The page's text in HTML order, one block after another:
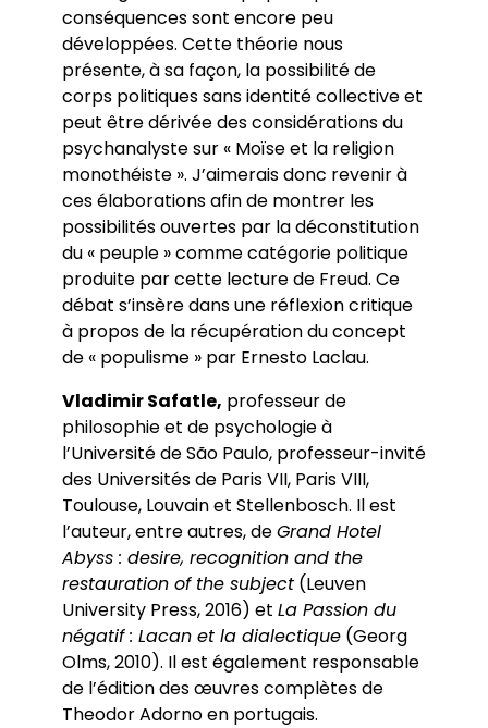
conséquences sont encore peu
développées. Cette théorie nous
présente, à sa façon, la possibilité de
corps politiques sans identité collective et
peut être dérivée des considérations du
psychanalyste sur « Moïse et la religion
monothéiste ». J’aimerais donc revenir à
ces élaborations afin de montrer les
possibilités ouvertes par la déconstitution
du « peuple » comme catégorie politique
produite par cette lecture de Freud. Ce
débat s’insère dans une réflexion critique
à propos de la récupération du concept
de « populisme » par Ernesto Laclau.
Vladimir Safatle, professeur de
philosophie et de psychologie à
l’Université de São Paulo, professeur-invité
des Universités de Paris VII, Paris VIII,
Toulouse, Louvain et Stellenbosch. Il est
l’auteur, entre autres, deGrand Hotel
Abyss : desire, recognition and the
restauration of the subject(Leuven
University Press, 2016) et La Passion du
négatif : Lacan et la dialectique(Georg
Olms, 2010). Il est également responsable
de l’édition des œuvres complètes de
Theodor Adorno en portugais.